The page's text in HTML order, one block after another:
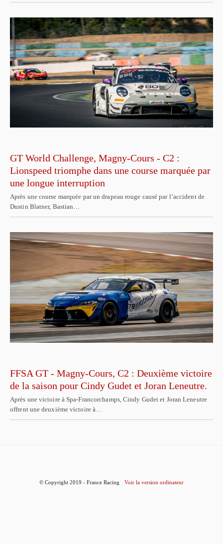
GT World Challenge, Magny-Cours - C2 :
Lionspeed triomphe dans une course marquée par
une longue interruption
Après une course marquée par un drapeau rouge causé par l’accident de
Dustin Blatner, Bastian…
FFSA GT - Magny-Cours, C2 : Deuxième victoire
de la saison pour Cindy Gudet et Joran Leneutre.
Après une victoire à Spa-Francorchamps, Cindy Gudet et Joran Leneutre
offrent une deuxième victoire à…
© Copyright 2019 - France Racing Voir la version ordinateur